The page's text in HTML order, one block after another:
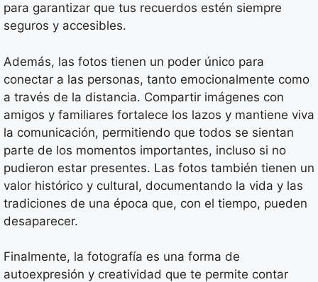
para garantizar que tus recuerdos estén siempre
seguros y accesibles.
Además, las fotos tienen un poder único para
conectar a las personas, tanto emocionalmente como
a través de la distancia. Compartir imágenes con
amigos y familiares fortalece los lazos y mantiene viva
la comunicación, permitiendo que todos se sientan
parte de los momentos importantes, incluso si no
pudieron estar presentes. Las fotos también tienen un
valor histórico y cultural, documentando la vida y las
tradiciones de una época que, con el tiempo, pueden
desaparecer.
Finalmente, la fotografía es una forma de
autoexpresión y creatividad que te permite contar